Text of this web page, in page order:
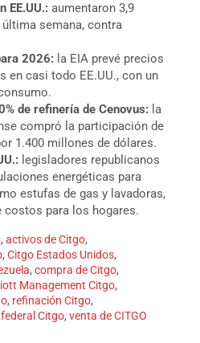
EE.UU.: aumentaron 3,9
semana, contra
2026: la EIA prevé precios
en casi todo EE.UU., con un
de refinería de Cenovus: la
compró la participación de
1.400 millones de dólares.
legisladores republicanos
energéticas para
estufas de gas y lavadoras,
costos para los hogares.
, activos de Citgo,
, Citgo Estados Unidos,
, compra de Citgo,
Management Citgo,
, refinación Citgo,
Citgo, venta de CITGO